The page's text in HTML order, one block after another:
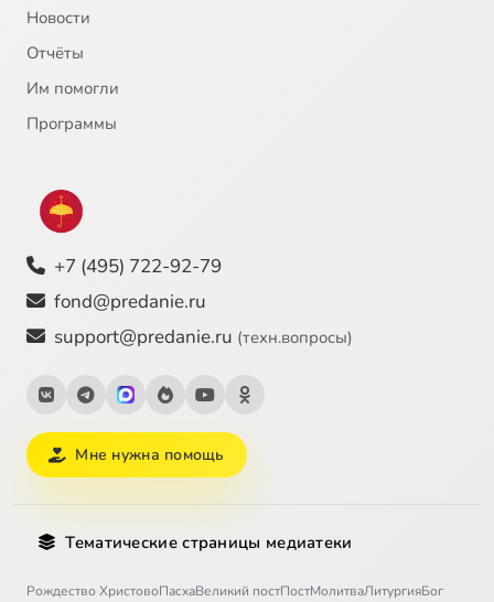
Новости
Отчёты
Им помогли
Программы
+7 (495) 722-92-79
fond@predanie.ru
support@predanie.ru (техн.вопросы)
Мне нужна помощь
Тематические страницы медиатеки
Рождество ХристовоПасхаВеликий постПостМолитваЛитургияБог